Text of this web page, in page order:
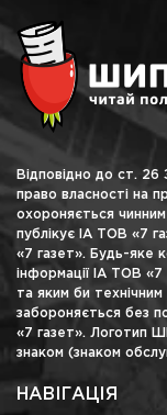
Відповідно до ст. 26
право власності на
охороняється
публікує ІА ТОВ «7
«7 газет». Будь-яке
інформації ІА ТОВ
та яким би
забороняється без
«7 газет». Логотип
знаком (знаком
НАВІГАЦІЯ